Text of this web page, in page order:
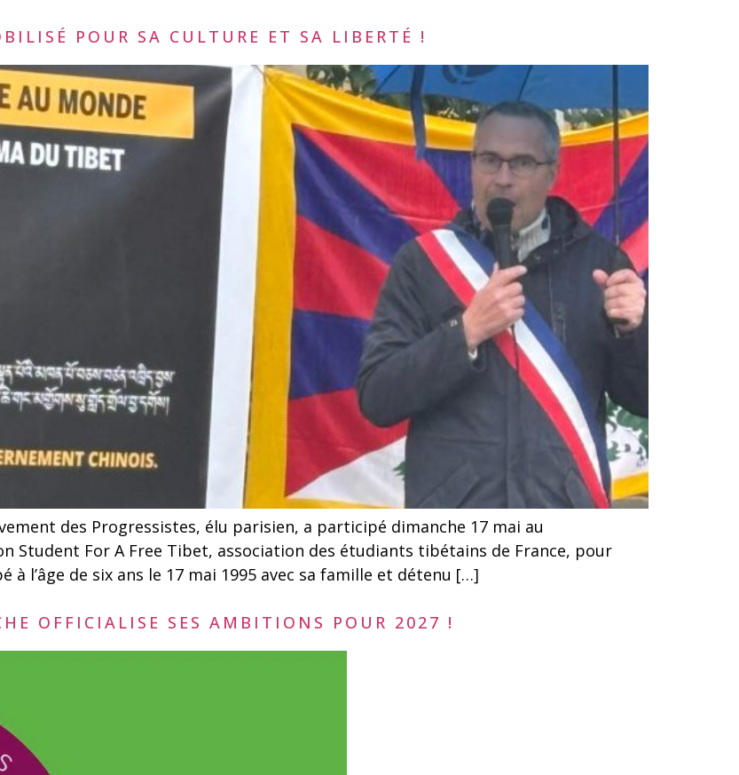
POUR SA CULTURE ET SA LIBERTÉ !
des Progressistes, élu parisien, a participé dimanche 17 mai au
Student For A Free Tibet, association des étudiants tibétains de France, pour
l’âge de six ans le 17 mai 1995 avec sa famille et détenu […]
OFFICIALISE SES AMBITIONS POUR 2027 !